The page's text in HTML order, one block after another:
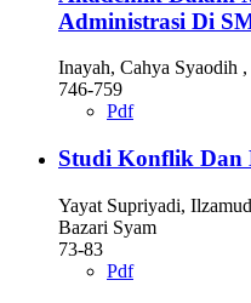
Administrasi Di
Inayah, Cahya Syaodih
746-759
Pdf
Studi Konflik Dan
Yayat Supriyadi,
Bazari Syam
73-83
Pdf